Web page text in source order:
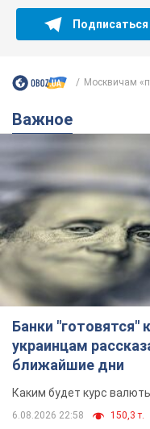
Подписаться
Москвичам
Важное
Банки "готовятся"
украинцам
ближайшие дни
Каким будет курс
6.08.2026 22:58 150,3 т.